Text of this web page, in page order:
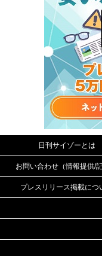
日刊サイゾーとは
お問い合わせ（情報提供/記
プレスリリース掲載につ